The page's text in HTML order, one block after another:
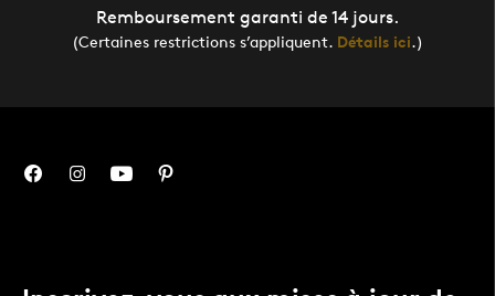
Remboursement garanti de 14 jours.
(Certaines restrictions s’appliquent. Détails ici.)